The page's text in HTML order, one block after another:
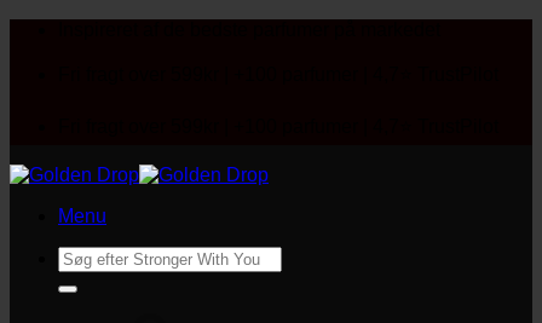
Menu
Søg
efter: